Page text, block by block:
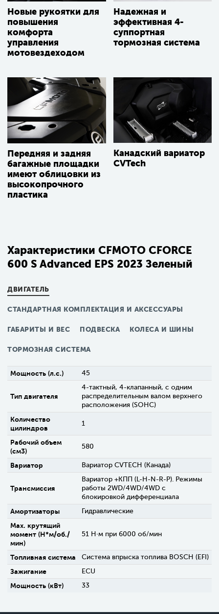
Новые рукоятки для
повышения
комфорта
управления
мотовездеходом
Надежная и
эффективная 4-
суппортная
тормозная система
Передняя и задняя
багажные площадки
имеют облицовки из
высокопрочного
пластика
Канадский вариатор
CVTech
Характеристики CFMOTO CFORCE
600 S Advanced EPS 2023 Зеленый
ДВИГАТЕЛЬ
СТАНДАРТНАЯ КОМПЛЕКТАЦИЯ И АКСЕССУАРЫ
ГАБАРИТЫ И ВЕС ПОДВЕСКА КОЛЕСА И ШИНЫ
ТОРМОЗНАЯ СИСТЕМА
Мощность (л.с.) 45
Тип двигателя
4-тактный, 4-клапанный, с одним
распределительным валом верхнего
расположения (SOHC)
Количество
цилиндров
1
Рабочий объем
(см3)
580
Вариатор Вариатор CVTECH (Канада)
Трансмиссия
Вариатор +КПП (L-H-N-R-P). Режимы
работы 2WD/4WD/4WD c
блокировкой дифференциала
Амортизаторы Гидравлические
Max. крутящий
момент (H*м/об./
мин)
51 Н∙м при 6000 об/мин
Топливная система Система впрыска топлива BOSCH (EFI)
Зажигание ECU
Мощность (кВт) 33